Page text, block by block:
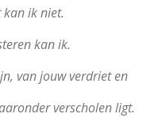
ik niet.
kan ik.
van jouw verdriet en
verscholen ligt.